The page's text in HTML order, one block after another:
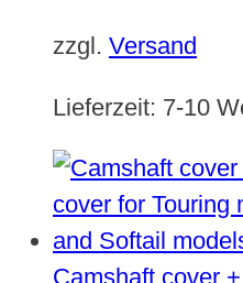
zzgl. Versand
Lieferzeit: 7-10
Camshaft cover